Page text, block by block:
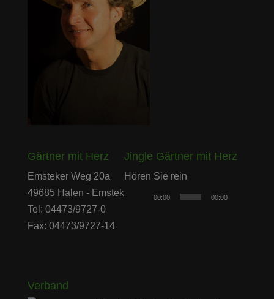
Gärtner mit Herz
Emsteker Weg 20a
49685 Halen - Emstek
Tel: 04473/9727-0
Fax: 04473/9727-14
Jingle Gärtner mit Herz
Hören Sie reinAudio-
Player
00:00 00:00
Verband